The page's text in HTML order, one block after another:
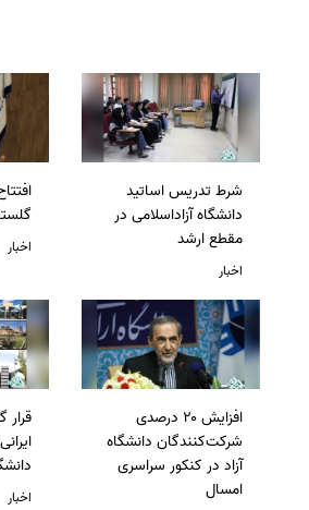
شرط تدریس اساتید
دانشگاه آزاداسلامی در
مقطع ارشد
اخبار
اخبار
افزایش ۲۰ درصدی
شرکت‌کنندگان دانشگاه
آزاد در کنکور سراسری
امسال
اخبار